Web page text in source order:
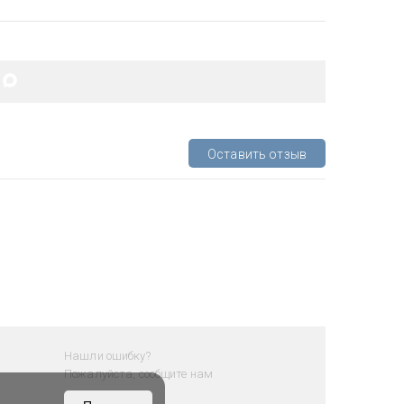
Оставить отзыв
Нашли ошибку?
Пожалуйста, сообщите нам